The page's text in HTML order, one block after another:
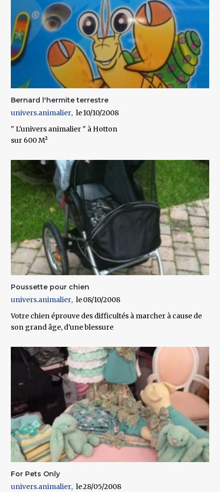
Bernard l'hermite terrestre
univers.animalier
10/10/2008
" L'univers animalier " à Hotton
sur 600 M²
Poussette pour chien
univers.animalier
08/10/2008
Votre chien éprouve des difficultés à marcher à cause de
son grand âge, d'une blessure
For Pets Only
univers.animalier
28/05/2008